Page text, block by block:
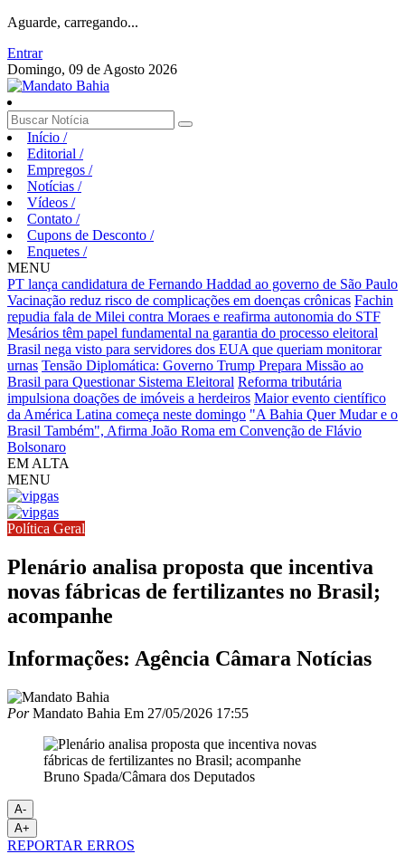
Aguarde, carregando...
Entrar
Domingo, 09 de Agosto 2026
Início /
Editorial /
Empregos /
Notícias /
Vídeos /
Contato /
Cupons de Desconto /
Enquetes /
MENU
PT lança candidatura de Fernando Haddad ao governo de São Paulo
Vacinação reduz risco de complicações em doenças crônicas Fachin
repudia fala de Milei contra Moraes e reafirma autonomia do STF
Mesários têm papel fundamental na garantia do processo eleitoral
Brasil nega visto para servidores dos EUA que queriam monitorar
urnas Tensão Diplomática: Governo Trump Prepara Missão ao
Brasil para Questionar Sistema Eleitoral Reforma tributária
impulsiona doações de imóveis a herdeiros Maior evento científico
da América Latina começa neste domingo "A Bahia Quer Mudar e o
Brasil Também", Afirma João Roma em Convenção de Flávio
Bolsonaro
EM ALTA
MENU
Política Geral
Plenário analisa proposta que incentiva
novas fábricas de fertilizantes no Brasil;
acompanhe
Informações: Agência Câmara Notícias
PorMandato Bahia Em 27/05/2026 17:55
Bruno Spada/Câmara dos Deputados
A-
A+
REPORTAR ERROS